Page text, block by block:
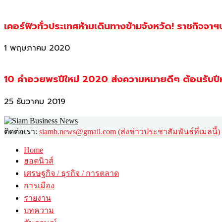
เคอร์ฟิวทั่วประเทศห้ามเดินทางข้ามจังหวัด! ราชกิจจา
1 พฤษภาคม 2020
10 คำอวยพรปีใหม่ 2020 ส่งความหมายดีๆ ต้อนรับ
25 ธันวาคม 2019
ติดต่อเรา: siamb.news@gmail.com (ส่งข่าวประชาสัมพันธ์ที่เมลนี้)
Home
ฮอตนิวส์
เศรษฐกิจ / ธุรกิจ / การตลาด
การเมือง
รายงาน
บทความ